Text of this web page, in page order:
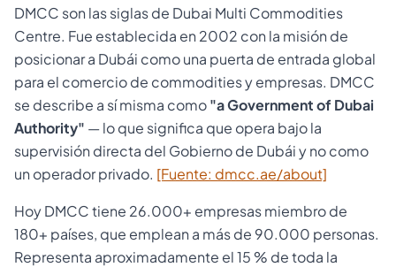
DMCC son las siglas de Dubai Multi Commodities
Centre. Fue establecida en 2002 con la misión de
posicionar a Dubái como una puerta de entrada global
para el comercio de commodities y empresas. DMCC
se describe a sí misma como"a Government of Dubai
Authority" — lo que significa que opera bajo la
supervisión directa del Gobierno de Dubái y no como
un operador privado. [Fuente: dmcc.ae/about]
Hoy DMCC tiene 26.000+ empresas miembro de
180+ países, que emplean a más de 90.000 personas.
Representa aproximadamente el 15 % de toda la